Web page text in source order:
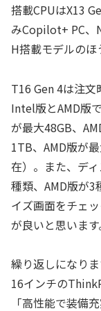
搭載CPUはX13
みCopilot+ PC、
H搭載モデルのほ
T16 Gen 4は注文
Intel版とAMD版
が最大48GB、
1TB、AMD版が
在）。また、デ
種類、AMD版が3
イズ画面をチェ
が良いと思います
繰り返しになり
16インチの
「高性能で装備